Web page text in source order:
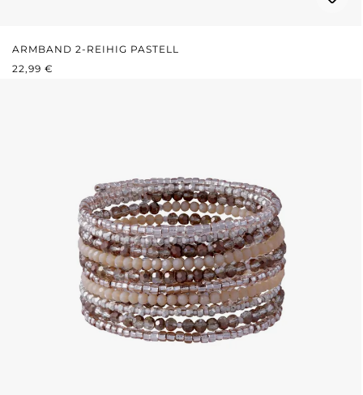
ARMBAND 2-REIHIG PASTELL
REGULÄRER PREIS:
22,99 €